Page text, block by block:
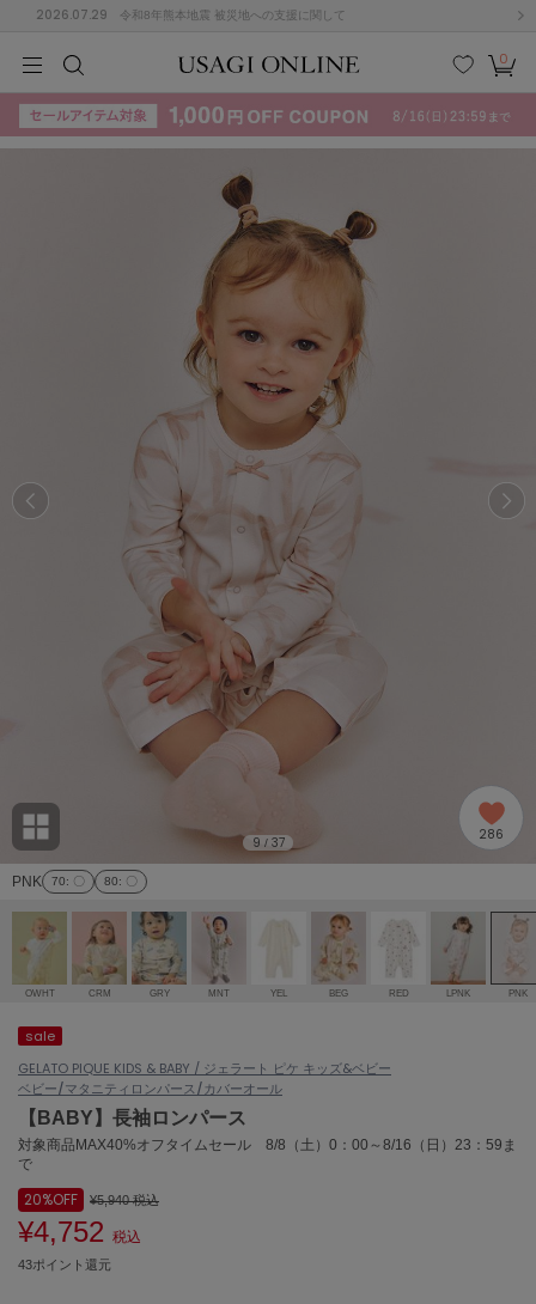
2026.07.29 令和8年熊本地震 被災地への支援に関して
検索
お気
に入
カー
ト
0
KIDSBABYBEAUTYLIFE STYLE
(715)
ョン雑貨 (865)
/ランジェリー (127)
ェア (121)
(124)
KIDSBABYBEAUTYLIFE STYLE
F G
M N
T
Z
その
他
ACYM
アシーム
adidas by Stella McCartney
アディダス バイ ステラマッカートニー
Ame no chi Hare
アメノチハレ
AMOMMA
アモマ
アニュアンス
ànuke
アンヌーク
ASICS
アシックス
Ballelite
バレリット
BANDOLIER
PNK 70: 〇 80: 〇
9 / 37 286
OWHT CRM GRY MNT YEL BEG RED LPNK PNK
sale
GELATO PIQUE KIDS & BABY / ジェラート ピケ キッズ&ベビー
ベビー/マタニティ ロンパース/カバーオール
【BABY】長袖ロンパース
対象商品MAX40%オフタイムセール 8/8（土）0：00～8/16（日）23：59ま
で
20%OFF ¥5,940税込
¥4,752 税込
43ポイント還元